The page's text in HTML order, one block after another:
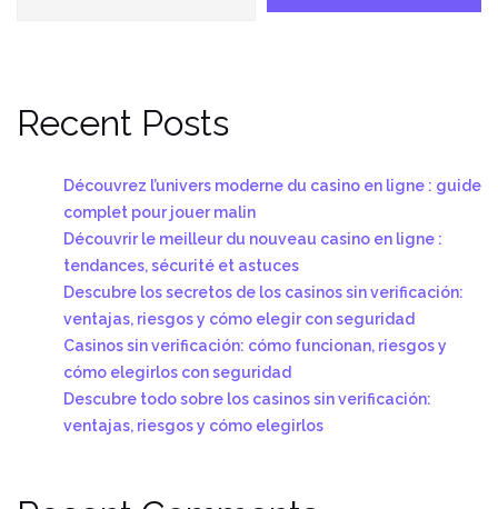
Recent Posts
Découvrez l’univers moderne du casino en ligne : guide
complet pour jouer malin
Découvrir le meilleur du nouveau casino en ligne :
tendances, sécurité et astuces
Descubre los secretos de los casinos sin verificación:
ventajas, riesgos y cómo elegir con seguridad
Casinos sin verificación: cómo funcionan, riesgos y
cómo elegirlos con seguridad
Descubre todo sobre los casinos sin verificación:
ventajas, riesgos y cómo elegirlos